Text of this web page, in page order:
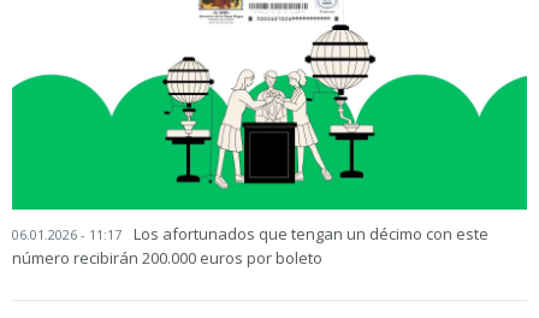
06.01.2026 - 11:17
Los afortunados que tengan un décimo con este
número recibirán 200.000 euros por boleto